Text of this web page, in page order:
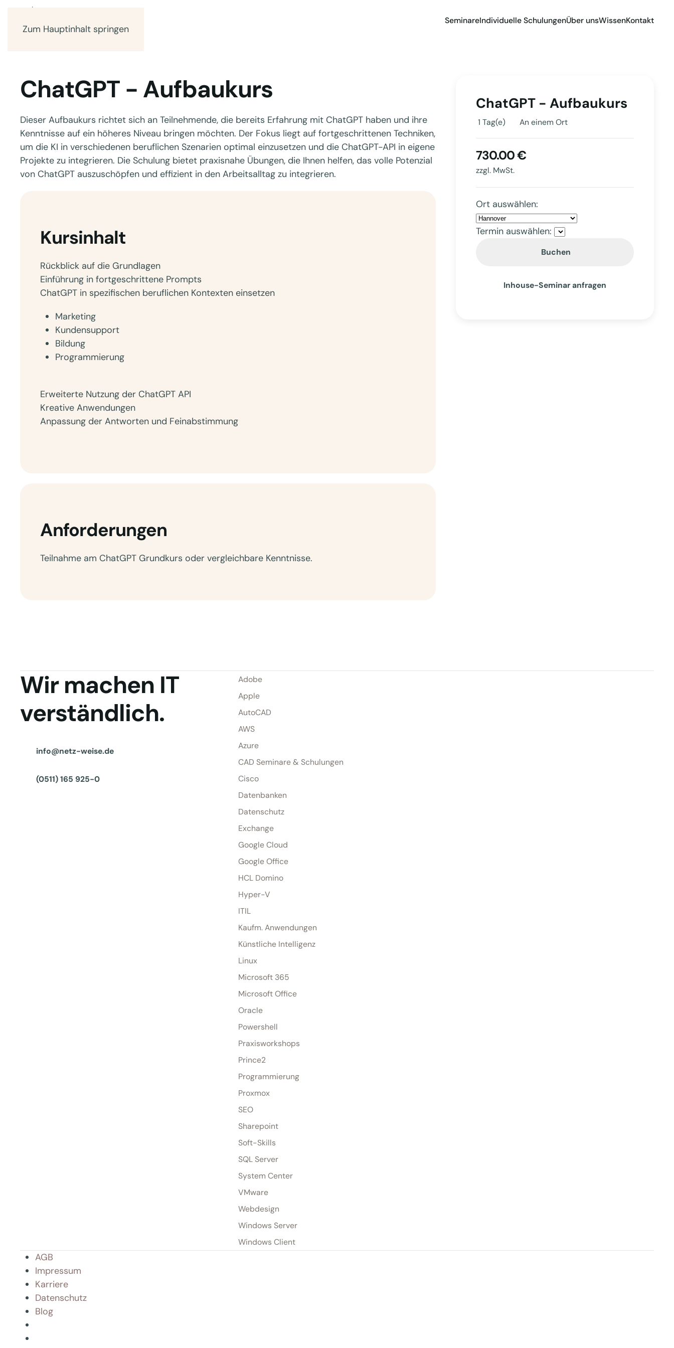
Zum Hauptinhalt springen
SeminareIndividuelle SchulungenÜber unsWissenKontakt
ChatGPT - Aufbaukurs
Dieser Aufbaukurs richtet sich an Teilnehmende, die bereits Erfahrung mit ChatGPT haben und ihre
Kenntnisse auf ein höheres Niveau bringen möchten. Der Fokus liegt auf fortgeschrittenen Techniken,
um die KI in verschiedenen beruflichen Szenarien optimal einzusetzen und die ChatGPT-API in eigene
Projekte zu integrieren. Die Schulung bietet praxisnahe Übungen, die Ihnen helfen, das volle Potenzial
von ChatGPT auszuschöpfen und effizient in den Arbeitsalltag zu integrieren.
Kursinhalt
Rückblick auf die Grundlagen
Einführung in fortgeschrittene Prompts
ChatGPT in spezifischen beruflichen Kontexten einsetzen
Marketing
Kundensupport
Bildung
Programmierung
Erweiterte Nutzung der ChatGPT API
Kreative Anwendungen
Anpassung der Antworten und Feinabstimmung
Anforderungen
Teilnahme am ChatGPT Grundkurs oder vergleichbare Kenntnisse.
ChatGPT - Aufbaukurs
1 Tag(e) An einem Ort
730.00 €
zzgl. MwSt.
Ort auswählen:
Termin auswählen:
Buchen
Inhouse-Seminar anfragen
Wir machen IT
verständlich.
info@netz-weise.de
(0511) 165 925-0
Adobe
Apple
AutoCAD
AWS
Azure
CAD Seminare & Schulungen
Cisco
Datenbanken
Datenschutz
Exchange
Google Cloud
Google Office
HCL Domino
Hyper-V
ITIL
Kaufm. Anwendungen
Künstliche Intelligenz
Linux
Microsoft 365
Microsoft Office
Oracle
Powershell
Praxisworkshops
Prince2
Programmierung
Proxmox
SEO
Sharepoint
Soft-Skills
SQL Server
System Center
VMware
Webdesign
Windows Server
Windows Client
AGB
Impressum
Karriere
Datenschutz
Blog